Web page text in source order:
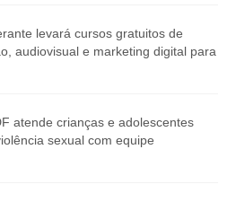
levará cursos gratuitos de
audiovisual e marketing digital para
atende crianças e adolescentes
sexual com equipe